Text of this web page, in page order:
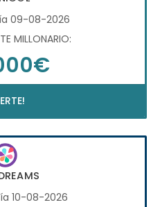
09-08-2026
MILLONARIO:
10-08-2026